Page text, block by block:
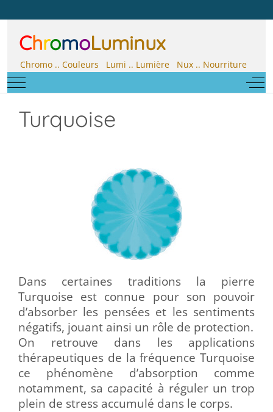
ChromoLuminux
Chromo .. Couleurs Lumi .. Lumière Nux .. Nourriture
Mobile Menu Toggle
Off-
Turquoise
Dans certaines traditions la pierre
Turquoise est connue pour son pouvoir
d’absorber les pensées et les sentiments
négatifs, jouant ainsi un rôle de protection.
On retrouve dans les applications
thérapeutiques de la fréquence Turquoise
ce phénomène d’absorption comme
notamment, sa capacité à réguler un trop
plein de stress accumulé dans le corps.